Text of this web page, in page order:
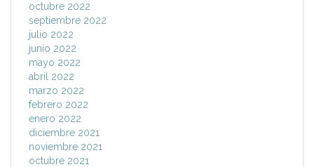
octubre 2022
septiembre 2022
julio 2022
junio 2022
mayo 2022
abril 2022
marzo 2022
febrero 2022
enero 2022
diciembre 2021
noviembre 2021
octubre 2021